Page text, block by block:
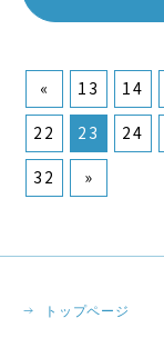
« 13 14
22
23 24
32
»
トップページ